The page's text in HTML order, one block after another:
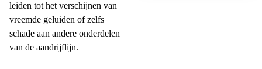
leiden tot het verschijnen van
vreemde geluiden of zelfs
schade aan andere onderdelen
van de aandrijflijn.